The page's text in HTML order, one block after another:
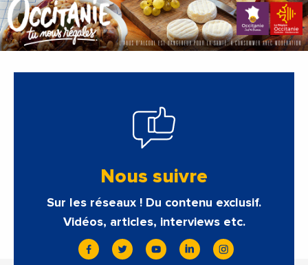
Nous suivre
Sur les réseaux ! Du contenu exclusif.
Vidéos, articles, interviews etc.